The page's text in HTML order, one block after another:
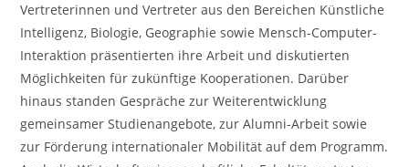
Vertreterinnen und Vertreter aus den Bereichen Künstliche
Intelligenz, Biologie, Geographie sowie Mensch-Computer-
Interaktion präsentierten ihre Arbeit und diskutierten
Möglichkeiten für zukünftige Kooperationen. Darüber
hinaus standen Gespräche zur Weiterentwicklung
gemeinsamer Studienangebote, zur Alumni-Arbeit sowie
zur Förderung internationaler Mobilität auf dem Programm.